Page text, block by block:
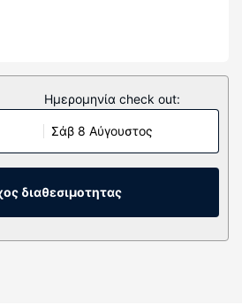
Υπηρεσιών και 7,8 χλμ. από:
σας σε ένα από τα 123
όπου υπάρχουν φούρνοι
με επίπεδη οθόνη. Το
άνετο κρεβάτι (με ανώστρωμα).
online με δωρεάν ασύρματη
κι επίσης παρέχονται για τη
Ημερομηνία check out:
Σάβ 8 Αύγουστος
διαθεσιμοτητας